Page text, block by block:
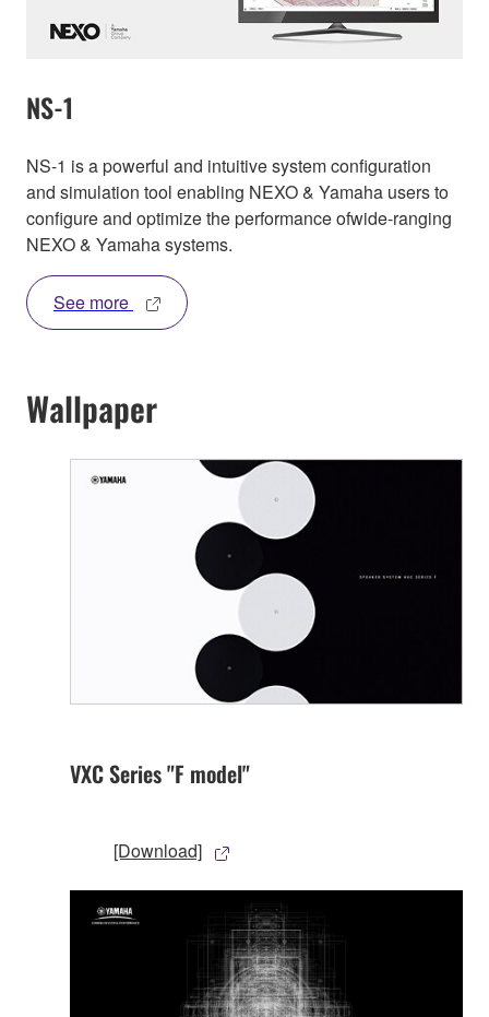
NS-1
NS-1 is a powerful and intuitive system configuration
and simulation tool enabling NEXO & Yamaha users to
configure and optimize the performance ofwide-ranging
NEXO & Yamaha systems.
See more
Wallpaper
VXC Series "F model"
[Download]